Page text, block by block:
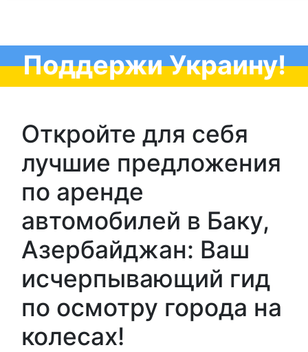
Поддержи Украину!
Откройте для себя
лучшие предложения
по аренде
автомобилей в Баку,
Азербайджан: Ваш
исчерпывающий гид
по осмотру города на
колесах!